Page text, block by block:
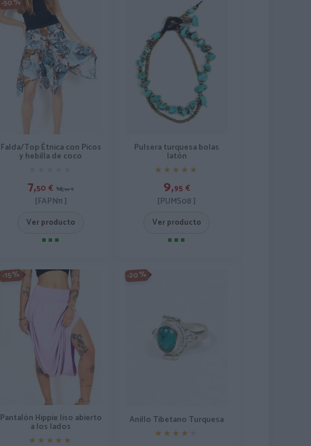
-50%
Falda/Top Étnica con Picos
y hebilla de coco
7,50 € 14,99 €
[FAPN11 ]
Ver producto
Pulsera turquesa bolas
latón
★★★★★
★★★★★
9,95 €
[PUMS08 ]
Ver producto
-15%
Pantalón Hippie liso abierto
a los lados
★★★★★
★★★★★
-20%
Anillo Tibetano Turquesa
★★★★★
★★★★★